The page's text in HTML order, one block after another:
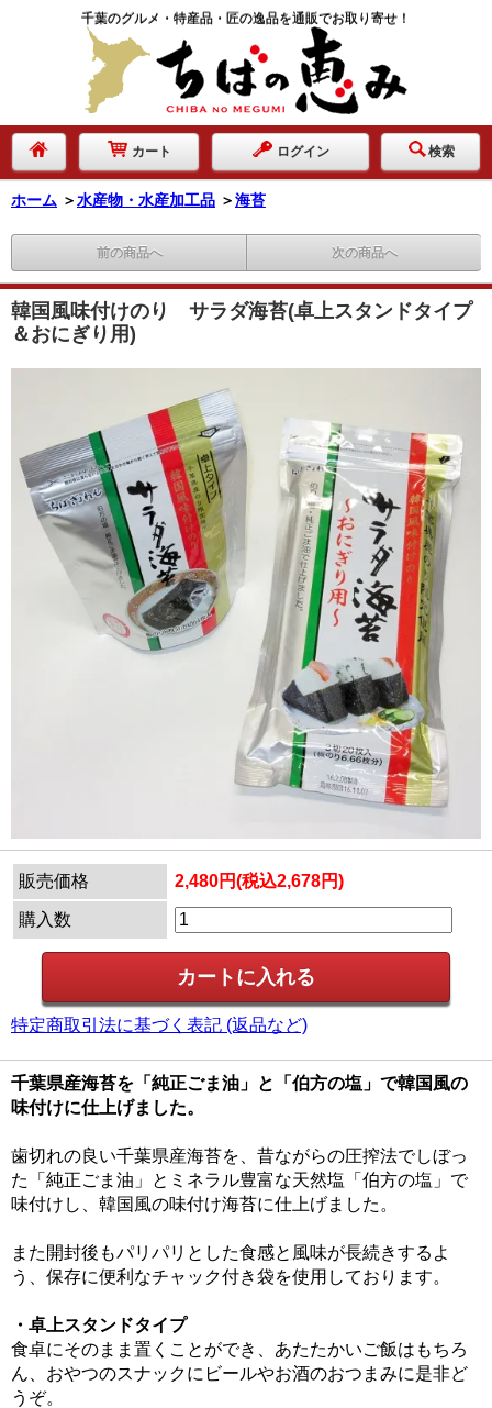
千葉のグルメ・特産品・匠の逸品を通販でお取り寄せ！
カート ログイン 検索
ホーム ＞水産物・水産加工品 ＞海苔
前の商品へ 次の商品へ
韓国風味付けのり サラダ海苔(卓上スタンドタイプ
＆おにぎり用)
販売価格 2,480円(税込2,678円)
購入数
特定商取引法に基づく表記 (返品など)
千葉県産海苔を「純正ごま油」と「伯方の塩」で韓国風の
味付けに仕上げました。
歯切れの良い千葉県産海苔を、昔ながらの圧搾法でしぼっ
た「純正ごま油」とミネラル豊富な天然塩「伯方の塩」で
味付けし、韓国風の味付け海苔に仕上げました。
また開封後もパリパリとした食感と風味が長続きするよ
う、保存に便利なチャック付き袋を使用しております。
・卓上スタンドタイプ
食卓にそのまま置くことができ、あたたかいご飯はもちろ
ん、おやつのスナックにビールやお酒のおつまみに是非ど
うぞ。